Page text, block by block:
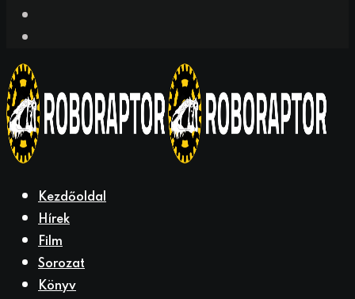
Kezdőoldal
Hírek
Film
Sorozat
Könyv